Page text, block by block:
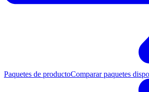
Paquetes de productoComparar paquetes